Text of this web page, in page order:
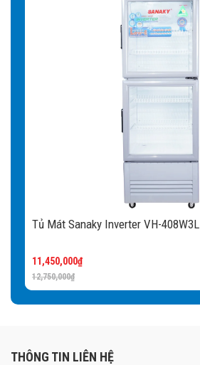
Tủ Mát Sanaky Inverter VH-408W3L
12,750,000₫
11,450,000₫
THÔNG TIN LIÊN HỆ